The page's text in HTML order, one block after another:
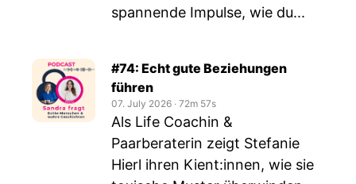
spannende Impulse, wie du...
#74: Echt gute Beziehungen
führen
07. July 2026 ‧ 72m 57s
Als Life Coachin &
Paarberaterin zeigt Stefanie
Hierl ihren Kient:innen, wie sie